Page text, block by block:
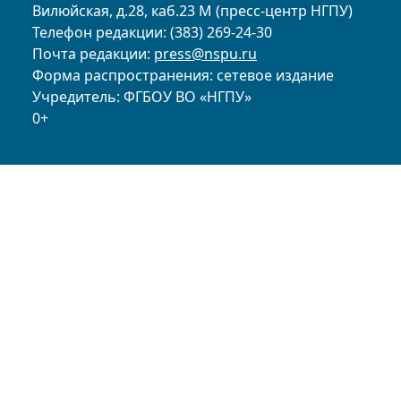
Вилюйская, д.28, каб.23 М (пресс-центр НГПУ)
Телефон редакции: (383) 269-24-30
Почта редакции: press@nspu.ru
Форма распространения: сетевое издание
Учредитель: ФГБОУ ВО «НГПУ»
0+